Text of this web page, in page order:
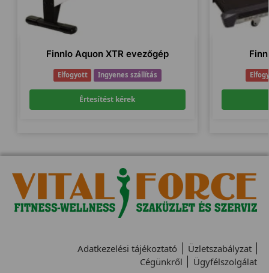
Finnlo Aquon XTR evezőgép
Elfogyott Ingyenes szállítás
Értesítést kérek
Adatkezelési tájékoztató
Üzletszabályzat
Cégünkről
Ügyfélszolgálat